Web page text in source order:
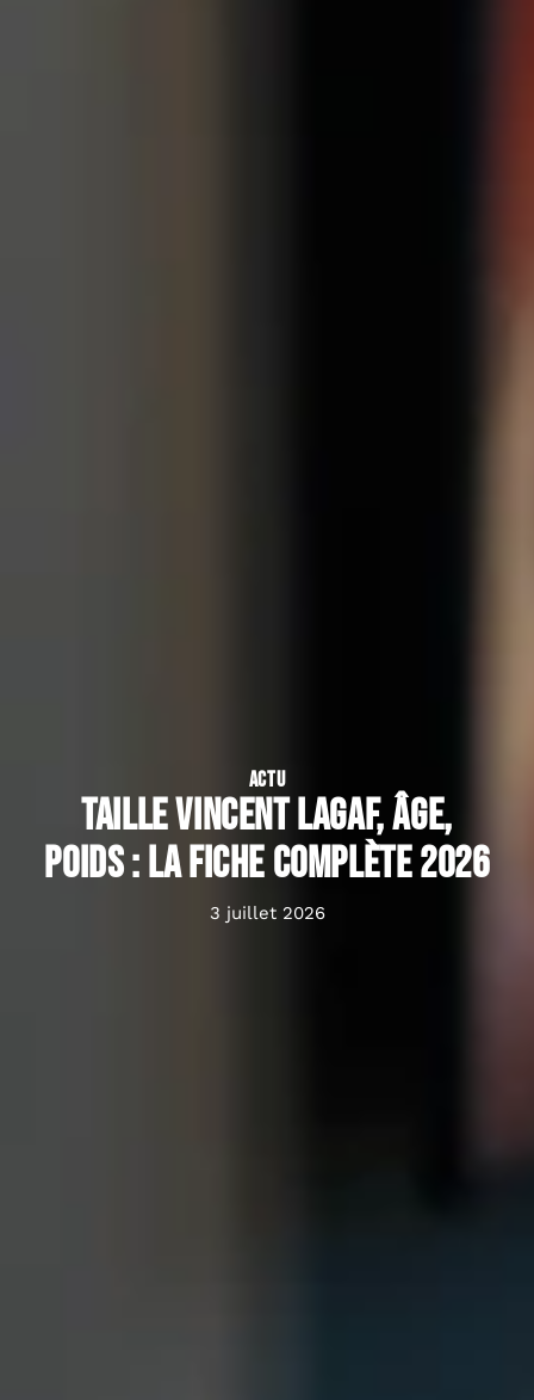
ACTU
Taille Vincent Lagaf, âge,
poids : la fiche complète 2026
3 juillet 2026